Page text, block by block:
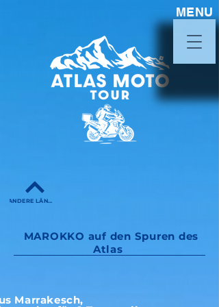
MENU
ANDERE LÄNDER
MAROKKO auf den Spuren des
Atlas
Marrakesch,